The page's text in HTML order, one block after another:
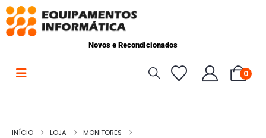
Novos e Recondicionados
0
INÍCIO LOJA
MONITORES